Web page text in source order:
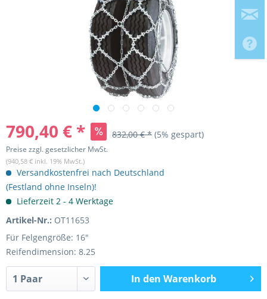
790,40 € * 832,00 € * (5% gespart)
Preise zzgl. gesetzlicher MwSt.
(940,58 € inkl. 19% MwSt.)
Versandkostenfrei nach Deutschland
(Festland ohne Inseln)!
Lieferzeit 2 - 4 Werktage
Artikel-Nr.: OT11653
Für Felgengröße: 16"
Reifendimension: 8.25
In den Warenkorb